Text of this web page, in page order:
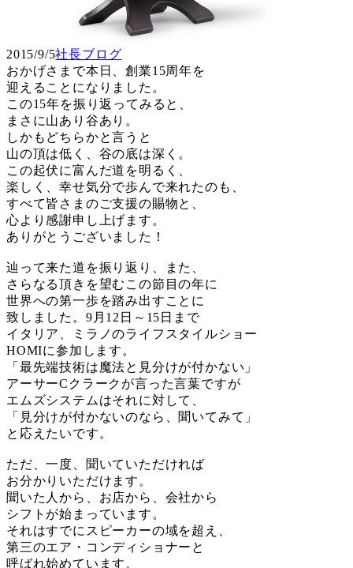
2015/9/5社長ブログ
おかげさまで本日、創業15周年を
迎えることになりました。
この15年を振り返ってみると、
まさに山あり谷あり。
しかもどちらかと言うと
山の頂は低く、谷の底は深く。
この起伏に富んだ道を明るく、
楽しく、幸せ気分で歩んで来れたのも、
すべて皆さまのご支援の賜物と、
心より感謝申し上げます。
ありがとうございました！
辿って来た道を振り返り、また、
さらなる頂きを望むこの節目の年に
世界への第一歩を踏み出すことに
致しました。9月12日～15日まで
イタリア、ミラノのライフスタイルショー
HOMIに参加します。
「最先端技術は魔法と見分けが付かない」
アーサーCクラークが言った言葉ですが
エムズシステムはそれに対して、
「見分けが付かないのなら、聞いてみて」
と応えたいです。
ただ、一度、聞いていただければ
お分かりいただけます。
聞いた人から、お店から、会社から
シフトが始まっています。
それはすでにスピーカーの域を超え、
第三のエア・コンディショナーと
呼ばれ始めています。